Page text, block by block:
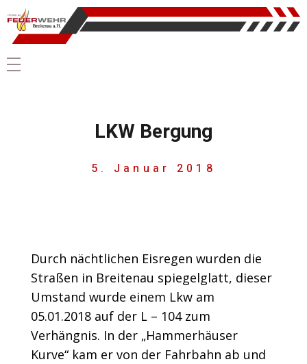
LKW Bergung
5. Januar 2018
Durch nächtlichen Eisregen wurden die
Straßen in Breitenau spiegelglatt, dieser
Umstand wurde einem Lkw am
05.01.2018 auf der L – 104 zum
Verhängnis. In der „Hammerhäuser
Kurve“ kam er von der Fahrbahn ab und